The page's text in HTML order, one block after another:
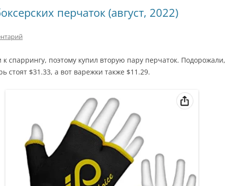
перчаток (август, 2022)
спаррингу, поэтому купил вторую пару перчаток. Подорожали,
стоят $31.33, а вот варежки также $11.29.